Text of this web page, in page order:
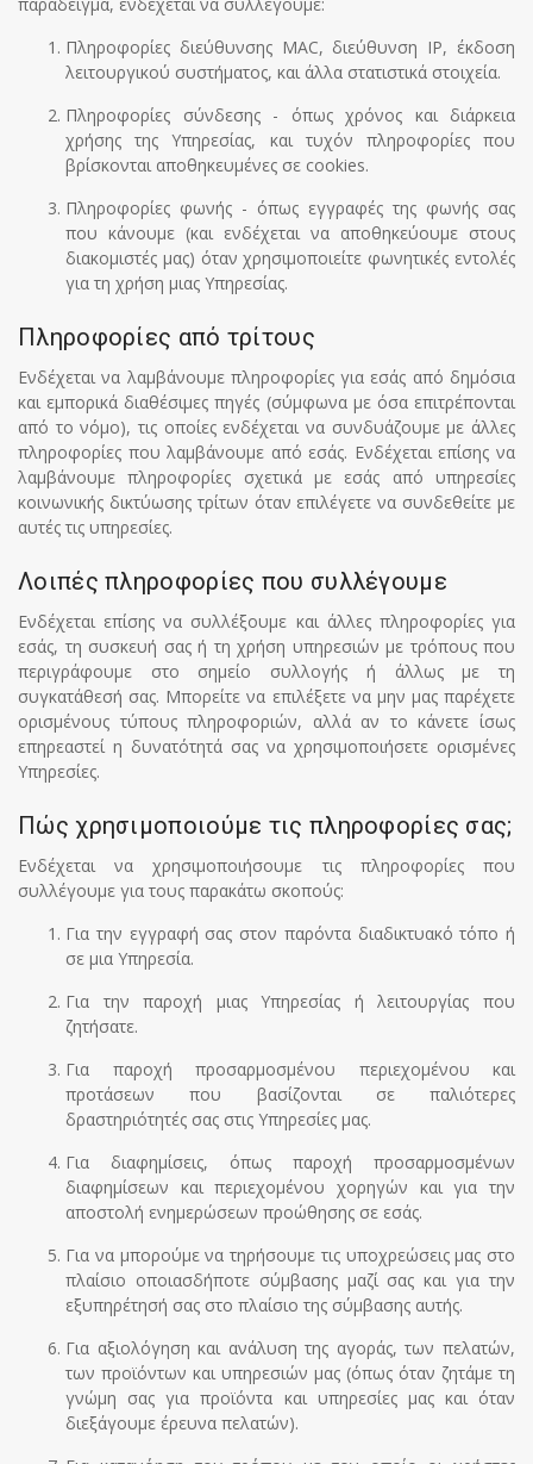
Πληροφορίες διεύθυνσης MAC, διεύθυνση IP, έκδοση
λειτουργικού συστήματος, και άλλα στατιστικά στοιχεία.
Πληροφορίες σύνδεσης - όπως χρόνος και διάρκεια
χρήσης της Υπηρεσίας, και τυχόν πληροφορίες που
βρίσκονται αποθηκευμένες σε cookies.
Πληροφορίες φωνής - όπως εγγραφές της φωνής σας
που κάνουμε (και ενδέχεται να αποθηκεύουμε στους
διακομιστές μας) όταν χρησιμοποιείτε φωνητικές εντολές
για τη χρήση μιας Υπηρεσίας.
Πληροφορίες από τρίτους
Ενδέχεται να λαμβάνουμε πληροφορίες για εσάς από δημόσια
και εμπορικά διαθέσιμες πηγές (σύμφωνα με όσα επιτρέπονται
από το νόμο), τις οποίες ενδέχεται να συνδυάζουμε με άλλες
πληροφορίες που λαμβάνουμε από εσάς. Ενδέχεται επίσης να
λαμβάνουμε πληροφορίες σχετικά με εσάς από υπηρεσίες
κοινωνικής δικτύωσης τρίτων όταν επιλέγετε να συνδεθείτε με
αυτές τις υπηρεσίες.
Λοιπές πληροφορίες που συλλέγουμε
Ενδέχεται επίσης να συλλέξουμε και άλλες πληροφορίες για
εσάς, τη συσκευή σας ή τη χρήση υπηρεσιών με τρόπους που
περιγράφουμε στο σημείο συλλογής ή άλλως με τη
συγκατάθεσή σας. Μπορείτε να επιλέξετε να μην μας παρέχετε
ορισμένους τύπους πληροφοριών, αλλά αν το κάνετε ίσως
επηρεαστεί η δυνατότητά σας να χρησιμοποιήσετε ορισμένες
Υπηρεσίες.
Πώς χρησιμοποιούμε τις πληροφορίες σας;
Ενδέχεται να χρησιμοποιήσουμε τις πληροφορίες που
συλλέγουμε για τους παρακάτω σκοπούς:
Για την εγγραφή σας στον παρόντα διαδικτυακό τόπο ή
σε μια Υπηρεσία.
Για την παροχή μιας Υπηρεσίας ή λειτουργίας που
ζητήσατε.
Για παροχή προσαρμοσμένου περιεχομένου και
προτάσεων που βασίζονται σε παλιότερες
δραστηριότητές σας στις Υπηρεσίες μας.
Για διαφημίσεις, όπως παροχή προσαρμοσμένων
διαφημίσεων και περιεχομένου χορηγών και για την
αποστολή ενημερώσεων προώθησης σε εσάς.
Για να μπορούμε να τηρήσουμε τις υποχρεώσεις μας στο
πλαίσιο οποιασδήποτε σύμβασης μαζί σας και για την
εξυπηρέτησή σας στο πλαίσιο της σύμβασης αυτής.
Για αξιολόγηση και ανάλυση της αγοράς, των πελατών,
των προϊόντων και υπηρεσιών μας (όπως όταν ζητάμε τη
γνώμη σας για προϊόντα και υπηρεσίες μας και όταν
διεξάγουμε έρευνα πελατών).